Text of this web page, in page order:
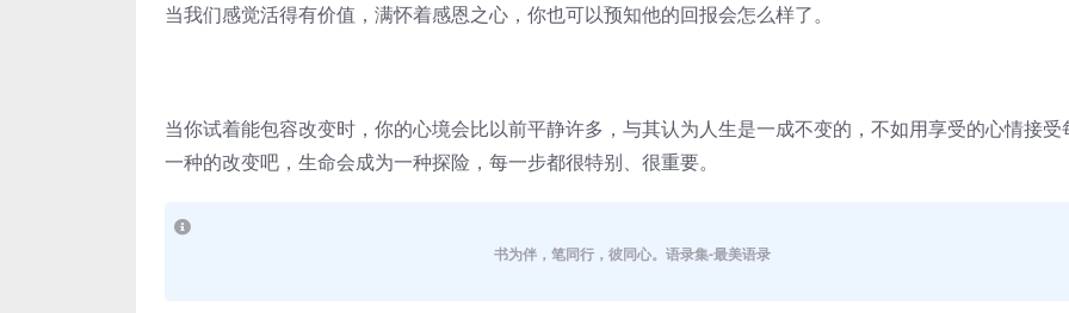
当我们感觉活得有价值，满怀着感恩之心，你也可以预知他的回报会怎么样了。
当你试着能包容改变时，你的心境会比以前平静许多，与其认为人生是一成不变的，不如用享受的心情接受
一种的改变吧，生命会成为一种探险，每一步都很特别、很重要。
书为伴，笔同行，彼同心。语录集-最美语录